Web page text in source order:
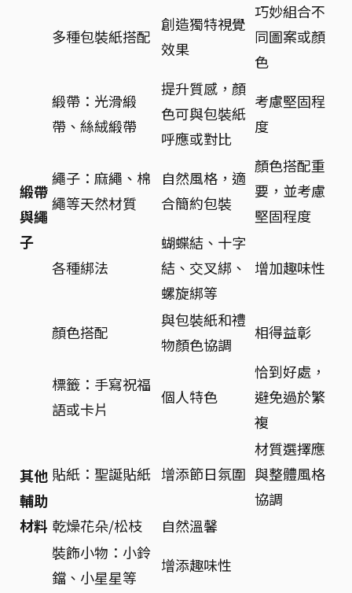
多種包裝紙搭配
創造獨特視覺
效果
巧妙組合不
同圖案或顏
色
緞帶
與繩
子
緞帶：光滑緞
帶、絲絨緞帶
提升質感，顏
色可與包裝紙
呼應或對比
考慮堅固程
度
繩子：麻繩、棉
繩等天然材質
自然風格，適
合簡約包裝
顏色搭配重
要，並考慮
堅固程度
各種綁法
蝴蝶結、十字
結、交叉綁、
螺旋綁等
增加趣味性
顏色搭配
與包裝紙和禮
物顏色協調
相得益彰
其他
輔助
材料
標籤：手寫祝福
語或卡片
個人特色
恰到好處，
避免過於繁
複
貼紙：聖誕貼紙 增添節日氛圍
材質選擇應
與整體風格
協調
乾燥花朵/松枝
自然溫馨
裝飾小物：小鈴
鐺、小星星等
增添趣味性